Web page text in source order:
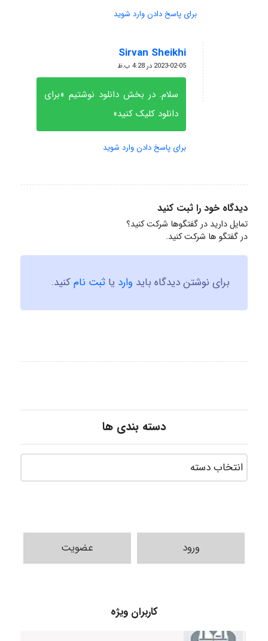
برای پاسخ دادن وارد شوید
Sirvan Sheikhi
گفته:
2023-02-05 در 4:28 ب.ظ
سلام. در بخش دانلود نوشتیم «برای
دانلود کلیک کنید»
برای پاسخ دادن وارد شوید
دیدگاه خود را ثبت کنید
تمایل دارید در گفتگوها شرکت کنید؟
در گفتگو ها شرکت کنید.
برای نوشتن دیدگاه باید وارد یا ثبت نامکنید.
دسته بندی ها
ورود عضویت
کاربران ویژه